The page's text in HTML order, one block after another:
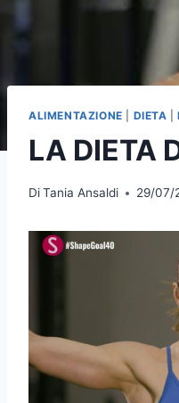
ALIMENTAZIONE DIETA |
LA DIETA
DiTania Ansaldi 29/07/